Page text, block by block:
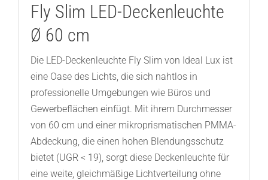
Fly Slim LED-Deckenleuchte
Ø 60 cm
Die LED-Deckenleuchte Fly Slim von Ideal Lux ist
eine Oase des Lichts, die sich nahtlos in
professionelle Umgebungen wie Büros und
Gewerbeflächen einfügt. Mit ihrem Durchmesser
von 60 cm und einer mikroprismatischen PMMA-
Abdeckung, die einen hohen Blendungsschutz
bietet (UGR < 19), sorgt diese Deckenleuchte für
eine weite, gleichmäßige Lichtverteilung ohne